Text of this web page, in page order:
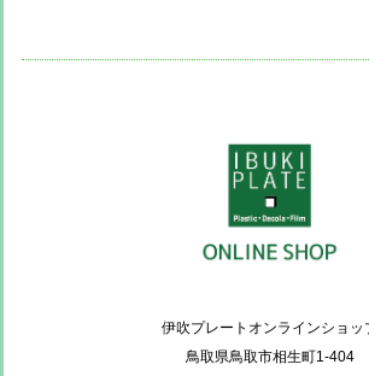
伊吹プレートオンラインショッ
鳥取県鳥取市相生町1-404